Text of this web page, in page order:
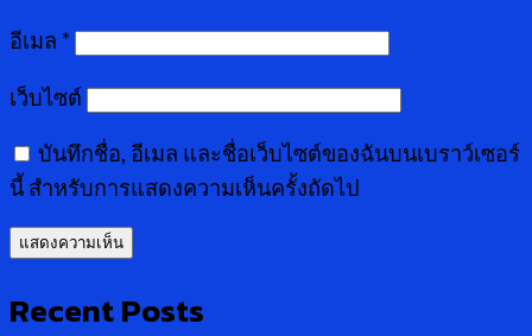
อีเมล *
เว็บไซต์
บันทึกชื่อ, อีเมล และชื่อเว็บไซต์ของฉันบนเบราว์เซอร์
นี้ สำหรับการแสดงความเห็นครั้งถัดไป
Recent Posts